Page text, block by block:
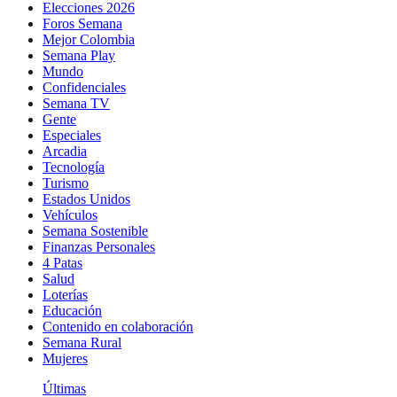
Elecciones 2026
Foros Semana
Mejor Colombia
Semana Play
Mundo
Confidenciales
Semana TV
Gente
Especiales
Arcadia
Tecnología
Turismo
Estados Unidos
Vehículos
Semana Sostenible
Finanzas Personales
4 Patas
Salud
Loterías
Educación
Contenido en colaboración
Semana Rural
Mujeres
Últimas